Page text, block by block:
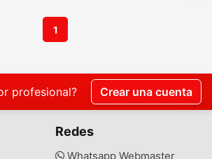
1
profesional? Crear una cuenta
Redes
Whatsapp Webmaster